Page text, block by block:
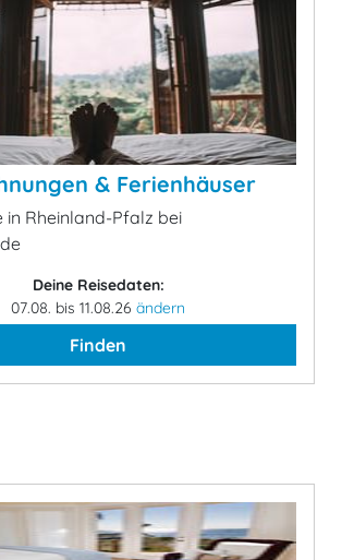
& Ferienhäuser
in Rheinland-Pfalz bei
Deine Reisedaten:
07.08. bis 11.08.26 ändern
Finden